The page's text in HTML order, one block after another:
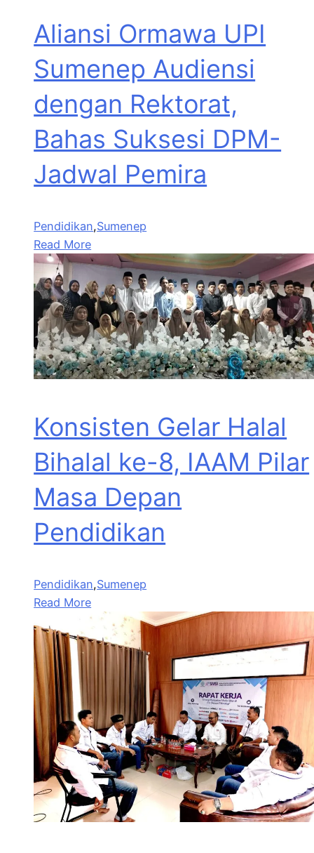
Aliansi Ormawa UPI
Sumenep Audiensi
dengan Rektorat,
Bahas Suksesi DPM-
Jadwal Pemira
Pendidikan,Sumenep
Read More
Konsisten Gelar Halal
Bihalal ke-8, IAAM Pilar
Masa Depan
Pendidikan
Pendidikan,Sumenep
Read More